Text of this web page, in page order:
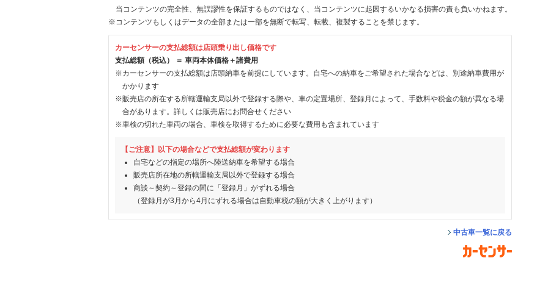
当コンテンツの完全性、無誤謬性を保証するものではなく、当コンテンツに起因するいかなる損害の責も負いかねます。
※コンテンツもしくはデータの全部または一部を無断で転写、転載、複製することを禁じます。
カーセンサーの支払総額は店頭乗り出し価格です
支払総額（税込） ＝ 車両本体価格＋諸費用
※カーセンサーの支払総額は店頭納車を前提にしています。自宅への納車をご希望された場合などは、別途納車費用が
かかります
※販売店の所在する所轄運輸支局以外で登録する際や、車の定置場所、登録月によって、手数料や税金の額が異なる場
合があります。詳しくは販売店にお問合せください
※車検の切れた車両の場合、車検を取得するために必要な費用も含まれています
【ご注意】以下の場合などで支払総額が変わります
自宅などの指定の場所へ陸送納車を希望する場合
販売店所在地の所轄運輸支局以外で登録する場合
商談～契約～登録の間に「登録月」がずれる場合
（登録月が3月から4月にずれる場合は自動車税の額が大きく上がります）
中古車一覧に戻る